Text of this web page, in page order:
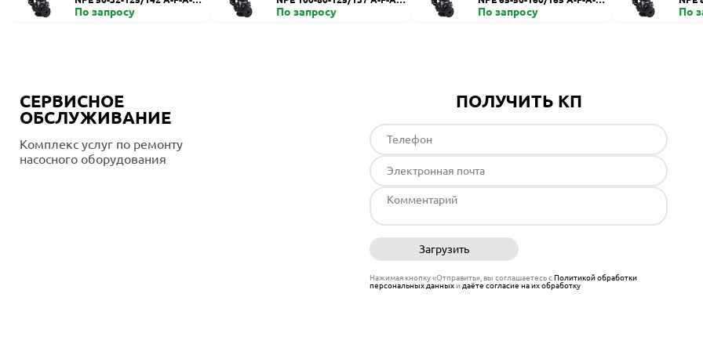
BE
По запросу
BUE
По запросу
UE
По запросу
BE
По
СЕРВИСНОЕ
ОБСЛУЖИВАНИЕ
Комплекс услуг по ремонту
насосного оборудования
ПОЛУЧИТЬ КП
Загрузить
Нажимая кнопку «Отправить», вы соглашаетесь сПолитикой обработки
персональных данныхи даёте согласие на их обработку